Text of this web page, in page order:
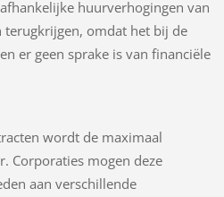
huurverhogingen van
terugkrijgen, omdat het bij de
er geen sprake is van financiële
wordt de maximaal
Corporaties mogen deze
aan verschillende